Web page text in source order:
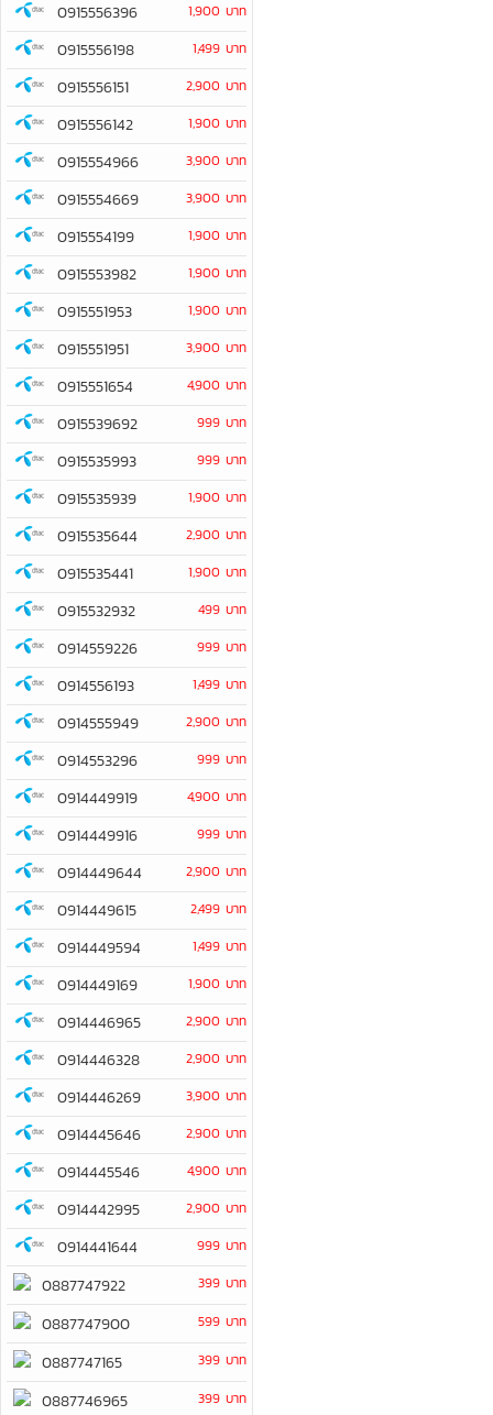
0915556396 1,900 บาท
0915556198 1,499 บาท
0915556151 2,900 บาท
0915556142 1,900 บาท
0915554966 3,900 บาท
0915554669 3,900 บาท
0915554199 1,900 บาท
0915553982 1,900 บาท
0915551953 1,900 บาท
0915551951 3,900 บาท
0915551654 4,900 บาท
0915539692 999 บาท
0915535993 999 บาท
0915535939 1,900 บาท
0915535644 2,900 บาท
0915535441 1,900 บาท
0915532932 499 บาท
0914559226 999 บาท
0914556193 1,499 บาท
0914555949 2,900 บาท
0914553296 999 บาท
0914449919 4,900 บาท
0914449916 999 บาท
0914449644 2,900 บาท
0914449615 2,499 บาท
0914449594 1,499 บาท
0914449169 1,900 บาท
0914446965 2,900 บาท
0914446328 2,900 บาท
0914446269 3,900 บาท
0914445646 2,900 บาท
0914445546 4,900 บาท
0914442995 2,900 บาท
0914441644 999 บาท
0887747922 399 บาท
0887747900 599 บาท
0887747165 399 บาท
0887746965 399 บาท